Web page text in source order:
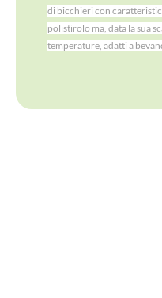
PERSONALIZZATI
di bicchieri con
polistirolo ma, data la sua
temperature, adatti a